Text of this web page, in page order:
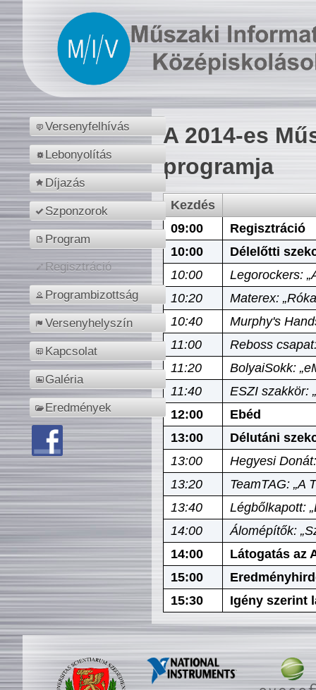
Versenyfelhívás
Lebonyolítás
Díjazás
Szponzorok
Program
Regisztráció
Programbizottság
Versenyhelyszín
Kapcsolat
Galéria
Eredmények
A 2014-es
programja
Kezdés
09:00
Regisztráció
10:00
Délelőtti
10:00
Legorockers:
10:20
Materex:
10:40
Murphy's
11:00
Reboss
11:20
BolyaiSokk:
11:40
ESZI szakkör:
12:00
Ebéd
13:00
Délutáni
13:00
Hegyesi
13:20
TeamTAG: „A
13:40
Légbőlkapott:
14:00
Álomépítők:
14:00
Látogatás az
15:00
15:30
Igény szerint